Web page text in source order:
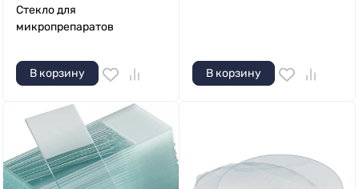
Стекло для
микропрепаратов
В корзину В корзину